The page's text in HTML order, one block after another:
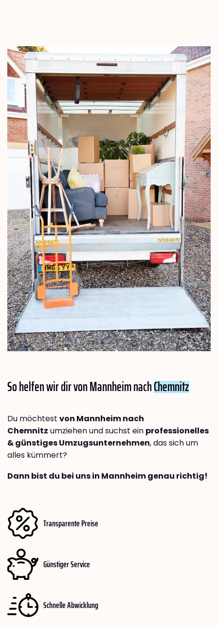
So helfen wir dir von Mannheim nachChemnitz
Du möchtest von Mannheim nach
Chemnitz umziehen und suchst ein professionelles
& günstiges Umzugsunternehmen, das sich um
alles kümmert?
Dann bist du bei uns in Mannheim genau richtig!
Transparente Preise
Günstiger Service
Schnelle Abwicklung